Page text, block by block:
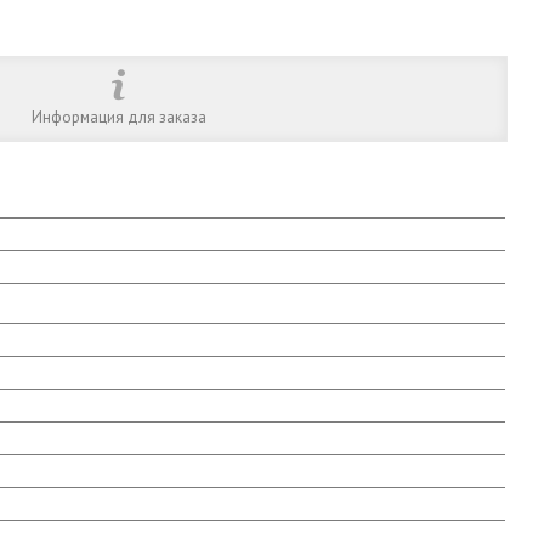
Информация для заказа